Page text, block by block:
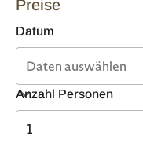
Preise
Datum
Anzahl Personen